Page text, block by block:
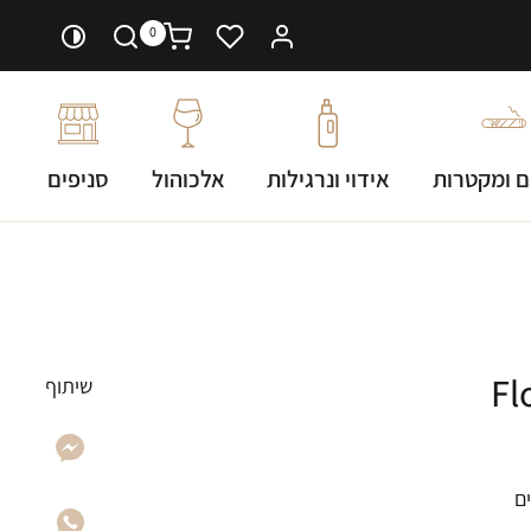
0
ומקטרות אידוי ונרגילות אלכוהול סניפים
שיתוף